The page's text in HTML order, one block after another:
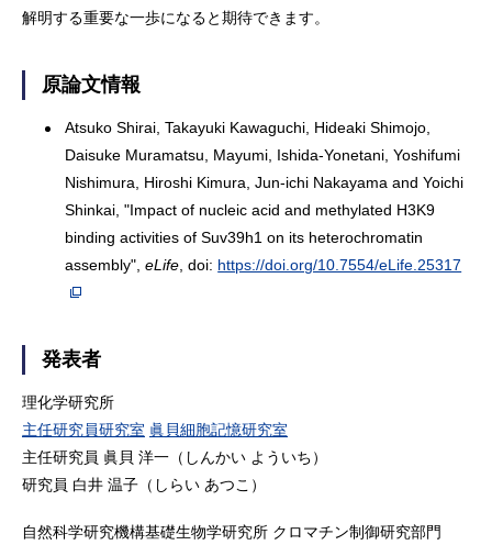
解明する重要な一歩になると期待できます。
原論文情報
Atsuko Shirai, Takayuki Kawaguchi, Hideaki Shimojo,
Daisuke Muramatsu, Mayumi, Ishida-Yonetani, Yoshifumi
Nishimura, Hiroshi Kimura, Jun-ichi Nakayama and Yoichi
Shinkai, "Impact of nucleic acid and methylated H3K9
binding activities of Suv39h1 on its heterochromatin
assembly",eLife , doi: https://doi.org/10.7554/eLife.25317
発表者
理化学研究所
主任研究員研究室 眞貝細胞記憶研究室
主任研究員 眞貝 洋一（しんかい よういち）
研究員 白井 温子（しらい あつこ）
自然科学研究機構基礎生物学研究所 クロマチン制御研究部門